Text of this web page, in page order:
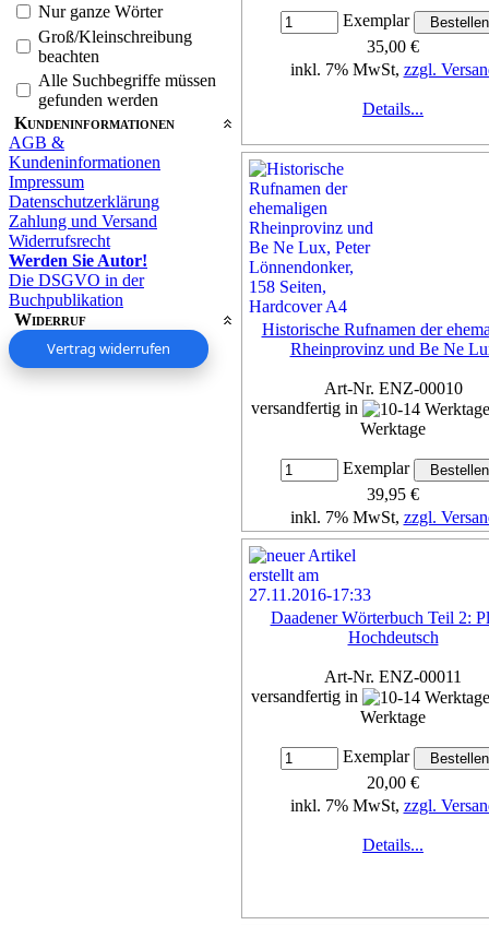
Nur ganze Wörter
Groß/Kleinschreibung
beachten
Alle Suchbegriffe müssen
gefunden werden
Kundeninformationen
AGB &
Kundeninformationen
Impressum
Datenschutzerklärung
Zahlung und Versand
Widerrufsrecht
Werden Sie Autor!
Die DSGVO in der
Buchpublikation
Widerruf
Vertrag widerrufen
Exemplar
35,00 €
inkl. 7% MwSt, zzgl.
Details...
Historische Rufnamen der
Rheinprovinz und Be Ne
Art-Nr. ENZ-00010
versandfertig in
Werktage
Exemplar
39,95 €
inkl. 7% MwSt, zzgl.
Daadener Wörterbuch Teil 2:
Hochdeutsch
Art-Nr. ENZ-00011
versandfertig in
Werktage
Exemplar
20,00 €
inkl. 7% MwSt, zzgl.
Details...